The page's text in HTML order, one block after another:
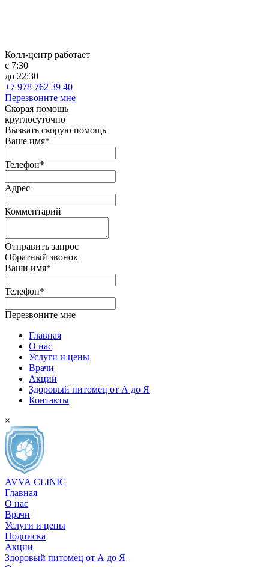
Колл-центр работает
с 7:30
до 22:30
+7 978 762 39 40
Перезвоните мне
Скорая помощь
круглосуточно
Вызвать скорую помощь
Ваше имя*
Телефон*
Адрес
Комментарий
Отправить запрос
Обратный звонок
Ваши имя*
Телефон*
Перезвоните мне
Главная
О нас
Услуги и цены
Врачи
Акции
Здоровый питомец от А до Я
Контакты
×
AVVA CLINIC
Главная
О нас
Врачи
Услуги и цены
Подписка
Акции
Здоровый питомец от А до Я